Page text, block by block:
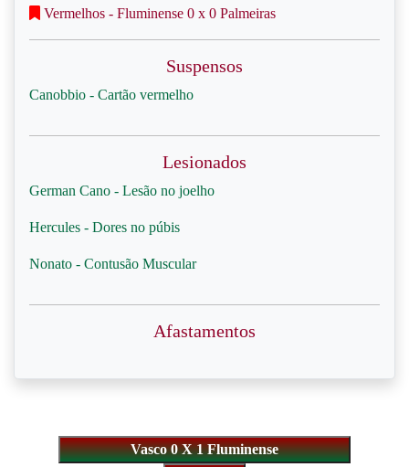
Vermelhos - Fluminense 0 x 0 Palmeiras
Suspensos
Canobbio - Cartão vermelho
Lesionados
German Cano - Lesão no joelho
Hercules - Dores no púbis
Nonato - Contusão Muscular
Afastamentos